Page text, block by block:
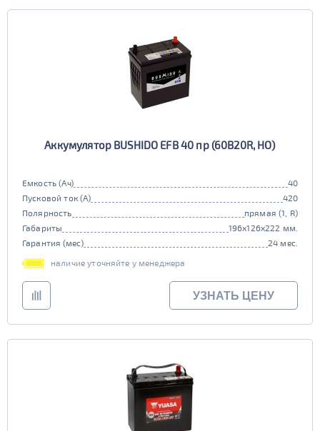
Аккумулятор BUSHIDO EFB 40 пр (60B20R, HO)
Емкость (Ач)
40
Пусковой ток (А)
420
Полярность
прямая (1, R)
Габариты
196x126x222 мм.
Гарантия (мес)
24 мес.
наличие уточняйте у менеджера
УЗНАТЬ ЦЕНУ